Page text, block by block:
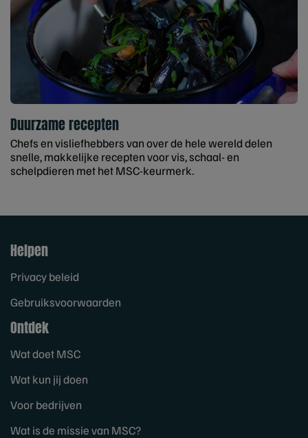
Duurzame recepten
Chefs en visliefhebbers van over de hele wereld delen
snelle, makkelijke recepten voor vis, schaal- en
schelpdieren met het MSC-keurmerk.
Helpen
Privacy beleid
Gebruiksvoorwaarden
Ontdek
Wat doet MSC
Wat kun jij doen
Voor bedrijven
Wat is de missie van MSC?